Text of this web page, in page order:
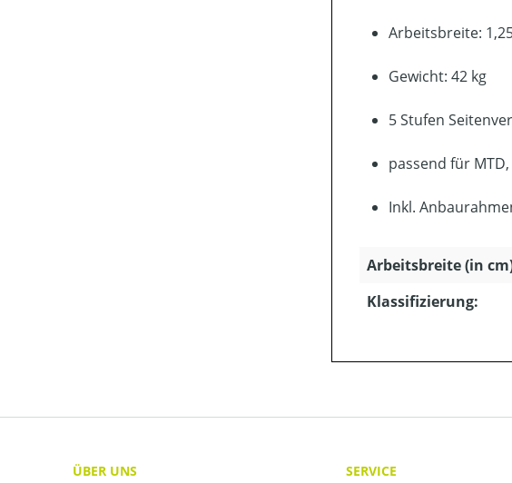
Arbeitsbreite:
Gewicht: 42 kg
5 Stufen
passend für
Inkl.
Arbeitsbreite (in
Klassifizierung:
ÜBER UNS
SERVICE